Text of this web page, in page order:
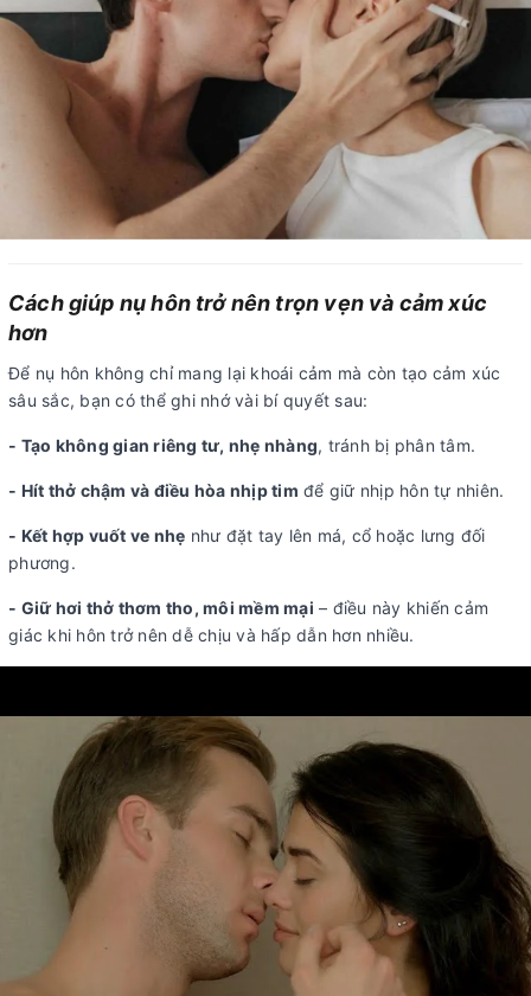
Cách giúp nụ hôn trở nên trọn vẹn và cảm xúc
hơn
Để nụ hôn không chỉ mang lại khoái cảm mà còn tạo cảm xúc
sâu sắc, bạn có thể ghi nhớ vài bí quyết sau:
- Tạo không gian riêng tư, nhẹ nhàng, tránh bị phân tâm.
- Hít thở chậm và điều hòa nhịp tim để giữ nhịp hôn tự nhiên.
- Kết hợp vuốt ve nhẹ như đặt tay lên má, cổ hoặc lưng đối
phương.
- Giữ hơi thở thơm tho, môi mềm mại – điều này khiến cảm
giác khi hôn trở nên dễ chịu và hấp dẫn hơn nhiều.